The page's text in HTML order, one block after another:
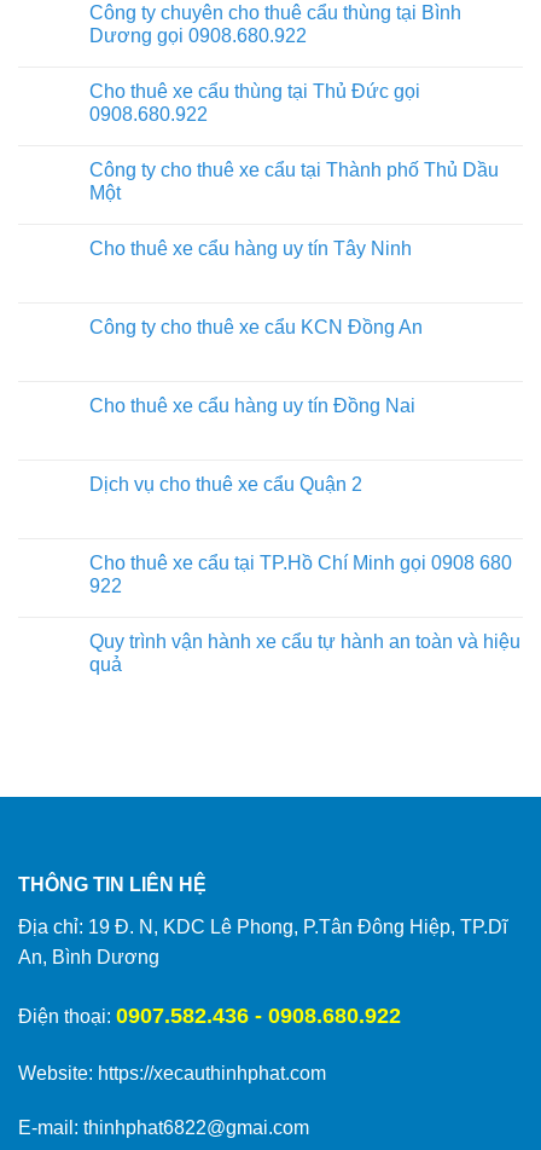
Công ty chuyên cho thuê cẩu thùng tại Bình
Dương gọi 0908.680.922
Cho thuê xe cẩu thùng tại Thủ Đức gọi
0908.680.922
Công ty cho thuê xe cẩu tại Thành phố Thủ Dầu
Một
Cho thuê xe cẩu hàng uy tín Tây Ninh
Công ty cho thuê xe cẩu KCN Đồng An
Cho thuê xe cẩu hàng uy tín Đồng Nai
Dịch vụ cho thuê xe cẩu Quận 2
Cho thuê xe cẩu tại TP.Hồ Chí Minh gọi 0908 680
922
Quy trình vận hành xe cẩu tự hành an toàn và hiệu
quả
THÔNG TIN LIÊN HỆ
Địa chỉ: 19 Đ. N, KDC Lê Phong, P.Tân Đông Hiệp, TP.Dĩ
An, Bình Dương
Điện thoại: 0907.582.436 - 0908.680.922
Website: https://xecauthinhphat.com
E-mail: thinhphat6822@gmai.com